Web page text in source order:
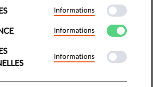
n'est possible
des autoritaristes n'aient pas vraiment
le paysage médiatique s'est quant à
Les médias sont plus accessibles que
plus facilement lieu à des abus.
Informations
Informations
Informations